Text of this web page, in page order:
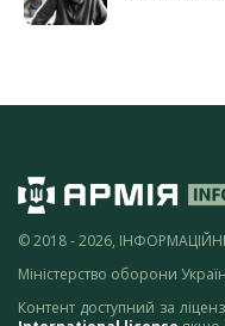
© 2018 - 2026,
Міністерство оборони
Контент доступний за